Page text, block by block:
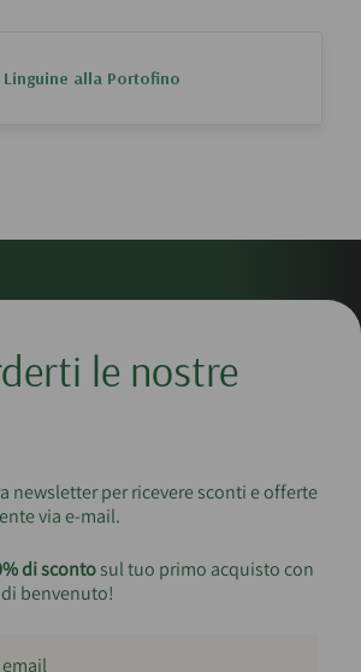
Linguine alla Portofino
le nostre
newsletter per ricevere sconti e offerte
via e-mail.
di scontosul tuo primo acquisto con
benvenuto!